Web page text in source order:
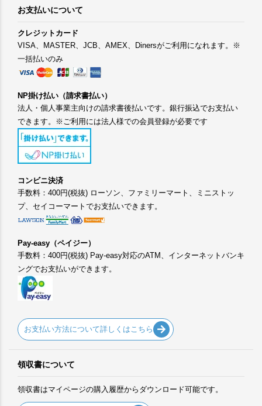
お支払いについて
クレジットカード
VISA、MASTER、JCB、AMEX、Dinersがご利用になれます。※
一括払いのみ
NP掛け払い（請求書払い）
法人・個人事業主向けの請求書後払いです。銀行振込でお支払い
できます。※ご利用には法人様での会員登録が必要です
コンビニ決済
手数料：400円(税抜) ローソン、ファミリーマート、ミニストッ
プ、セイコーマートでお支払いできます。
Pay-easy（ペイジー）
手数料：400円(税抜) Pay-easy対応のATM、インターネットバンキ
ングでお支払いができます。
お支払い方法について詳しくはこちら
領収書について
領収書はマイページの購入履歴からダウンロード可能です。